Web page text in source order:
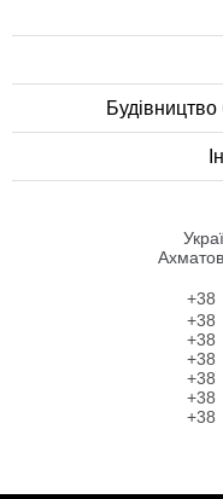
+38
+38
+38
+38
+38
+38
+38